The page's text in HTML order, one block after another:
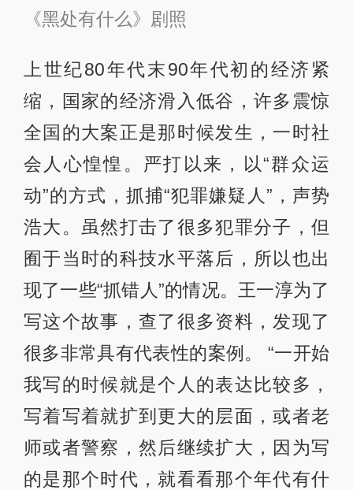
《黑处有什么》剧照
上世纪80年代末90年代初的经济紧
缩，国家的经济滑入低谷，许多震惊
全国的大案正是那时候发生，一时社
会人心惶惶。严打以来，以“群众运
动”的方式，抓捕“犯罪嫌疑人”，声势
浩大。虽然打击了很多犯罪分子，但
囿于当时的科技水平落后，所以也出
现了一些“抓错人”的情况。王一淳为了
写这个故事，查了很多资料，发现了
很多非常具有代表性的案例。 “一开始
我写的时候就是个人的表达比较多，
写着写着就扩到更大的层面，或者老
师或者警察，然后继续扩大，因为写
的是那个时代，就看看那个年代有什